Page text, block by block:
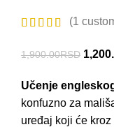
(1
1,900.00RSD
Učenje
konfuzno za
uređaj koji će